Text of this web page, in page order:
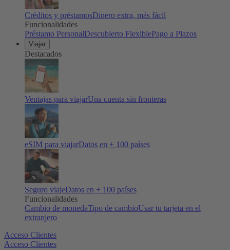
Créditos y préstamosDinero extra, más fácil
Funcionalidades
Préstamo PersonalDescubierto FlexiblePago a Plazos
Viajar
Destacados
Ventajas para viajarUna cuenta sin fronteras
eSIM para viajarDatos en + 100 países
Seguro viajeDatos en + 100 países
Funcionalidades
Cambio de monedaTipo de cambioUsar tu tarjeta en el
extranjero
Acceso Clientes
Acceso Clientes